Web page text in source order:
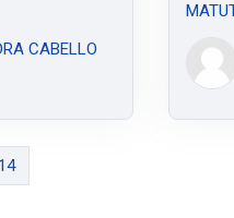
CABELLO
13
14Página 14